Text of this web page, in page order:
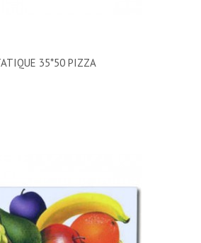
35*50 PIZZA